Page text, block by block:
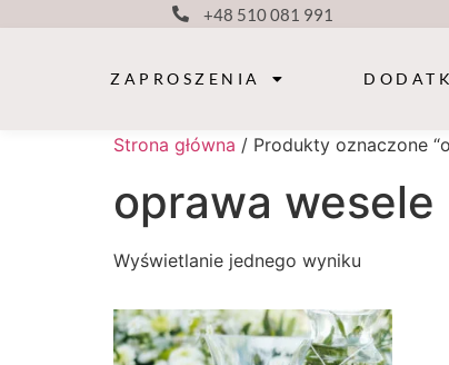
+48 510 081 991
ZAPROSZENIA
Strona główna / Produkty oznaczone
oprawa wesele
Wyświetlanie jednego wyniku